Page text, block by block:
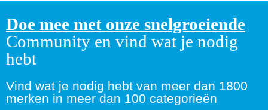
Doe mee met onze snelgroeiende
Community en vind wat je nodig
hebt
Vind wat je nodig hebt van meer dan 1800
merken in meer dan 100 categorieën